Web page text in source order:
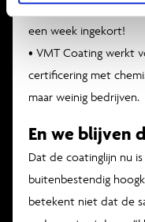
leverproces. De duur
een week ingekort!
• VMT Coating werkt
certificering met
maar weinig bedrijven.
En we blijven
Dat de coatinglijn nu
buitenbestendig
betekent niet dat de